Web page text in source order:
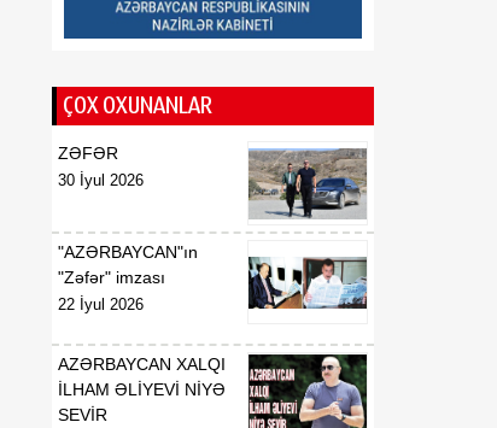
Aİ “Meta” və “TikTok”u
daha qətiyyətli tədbirlər
görməyə çağırıb
17:20
Azərbaycan–ABŞ
Tərəfdaşlıq Xartiyası
17:15
08 Avqust
ÇOX OXUNANLAR
ZƏFƏR
30 İyul 2026
"AZƏRBAYCAN"ın
"Zəfər" imzası
22 İyul 2026
AZƏRBAYCAN XALQI
İLHAM ƏLİYEVİ NİYƏ
SEVİR